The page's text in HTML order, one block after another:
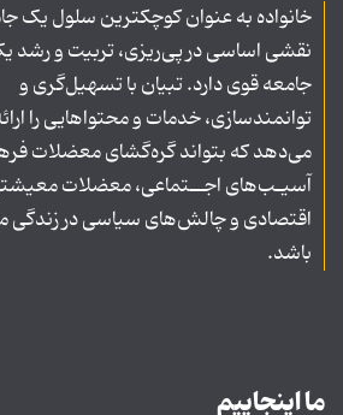
خانواده به عنوان کوچکترین سلول یک
نقشی اساسی در پی‌ریزی، تربیت و رشد
جامعه قوی دارد. تبیان با تسهیل‌گری و
توانمندسازی، خدمات و محتواهایی را
می‌دهد که بتواند گره‌گشای معضلات
آسیـب‌های اجــتماعی، معضلات
اقتصادی و چالش‌های سیاسی در زندگی
باشد.
ما اینجاییم